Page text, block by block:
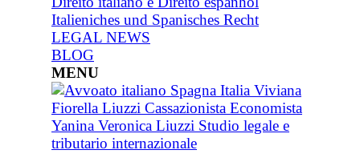
Italieniches und Spanisches Recht
LEGAL NEWS
BLOG
MENU